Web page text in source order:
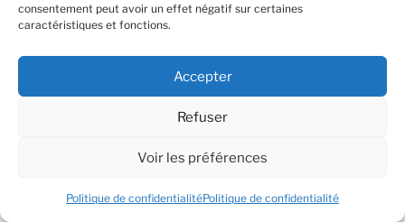
consentement peut avoir un effet négatif sur certaines
caractéristiques et fonctions.
Accepter
Refuser
Voir les préférences
Politique de confidentialitéPolitique de confidentialité
Avec le soutien du